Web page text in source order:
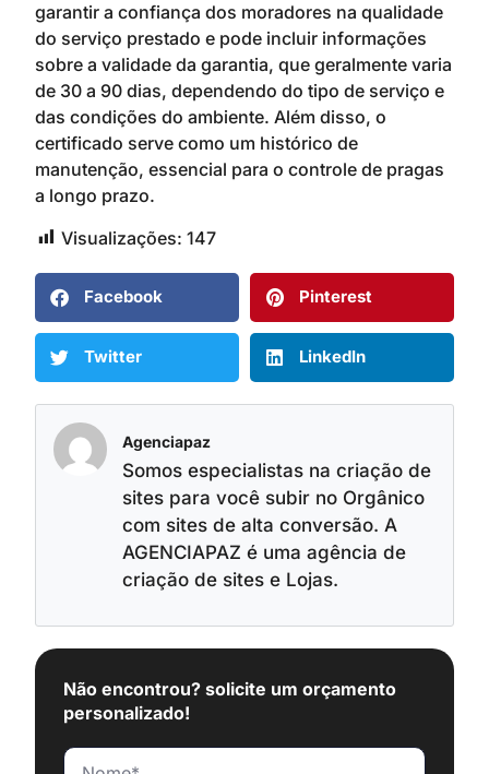
garantir a confiança dos moradores na qualidade
do serviço prestado e pode incluir informações
sobre a validade da garantia, que geralmente varia
de 30 a 90 dias, dependendo do tipo de serviço e
das condições do ambiente. Além disso, o
certificado serve como um histórico de
manutenção, essencial para o controle de pragas
a longo prazo.
Visualizações: 147
Facebook Pinterest
Twitter LinkedIn
Agenciapaz
Somos especialistas na criação de
sites para você subir no Orgânico
com sites de alta conversão. A
AGENCIAPAZ é uma agência de
criação de sites e Lojas.
Não encontrou? solicite um orçamento
personalizado!